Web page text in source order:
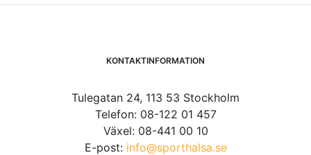
KONTAKTINFORMATION
Tulegatan 24, 113 53 Stockholm
Telefon: 08-122 01 457
Växel: 08-441 00 10
E-post: info@sporthalsa.se